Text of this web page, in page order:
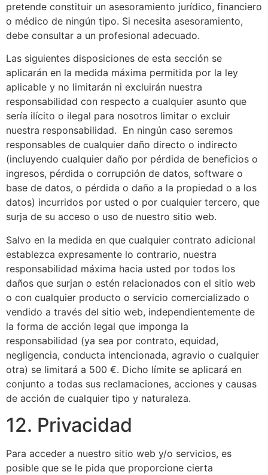
pretende constituir un asesoramiento jurídico, financiero
o médico de ningún tipo. Si necesita asesoramiento,
debe consultar a un profesional adecuado.
Las siguientes disposiciones de esta sección se
aplicarán en la medida máxima permitida por la ley
aplicable y no limitarán ni excluirán nuestra
responsabilidad con respecto a cualquier asunto que
sería ilícito o ilegal para nosotros limitar o excluir
nuestra responsabilidad. En ningún caso seremos
responsables de cualquier daño directo o indirecto
(incluyendo cualquier daño por pérdida de beneficios o
ingresos, pérdida o corrupción de datos, software o
base de datos, o pérdida o daño a la propiedad o a los
datos) incurridos por usted o por cualquier tercero, que
surja de su acceso o uso de nuestro sitio web.
Salvo en la medida en que cualquier contrato adicional
establezca expresamente lo contrario, nuestra
responsabilidad máxima hacia usted por todos los
daños que surjan o estén relacionados con el sitio web
o con cualquier producto o servicio comercializado o
vendido a través del sitio web, independientemente de
la forma de acción legal que imponga la
responsabilidad (ya sea por contrato, equidad,
negligencia, conducta intencionada, agravio o cualquier
otra) se limitará a 500 €. Dicho límite se aplicará en
conjunto a todas sus reclamaciones, acciones y causas
de acción de cualquier tipo y naturaleza.
12. Privacidad
Para acceder a nuestro sitio web y/o servicios, es
posible que se le pida que proporcione cierta